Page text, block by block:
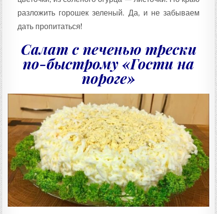
разложить горошек зеленый. Да, и не забываем
дать пропитаться!
Салат с печенью трески
по-быстрому «Гости на
пороге»